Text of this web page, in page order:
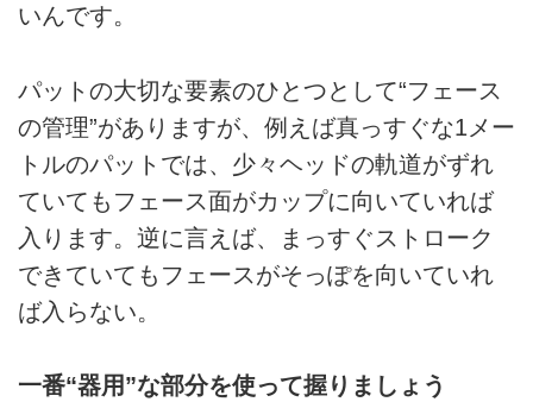
いんです。
パットの大切な要素のひとつとして“フェース
の管理”がありますが、例えば真っすぐな1メー
トルのパットでは、少々ヘッドの軌道がずれ
ていてもフェース面がカップに向いていれば
入ります。逆に言えば、まっすぐストローク
できていてもフェースがそっぽを向いていれ
ば入らない。
一番“器用”な部分を使って握りましょう